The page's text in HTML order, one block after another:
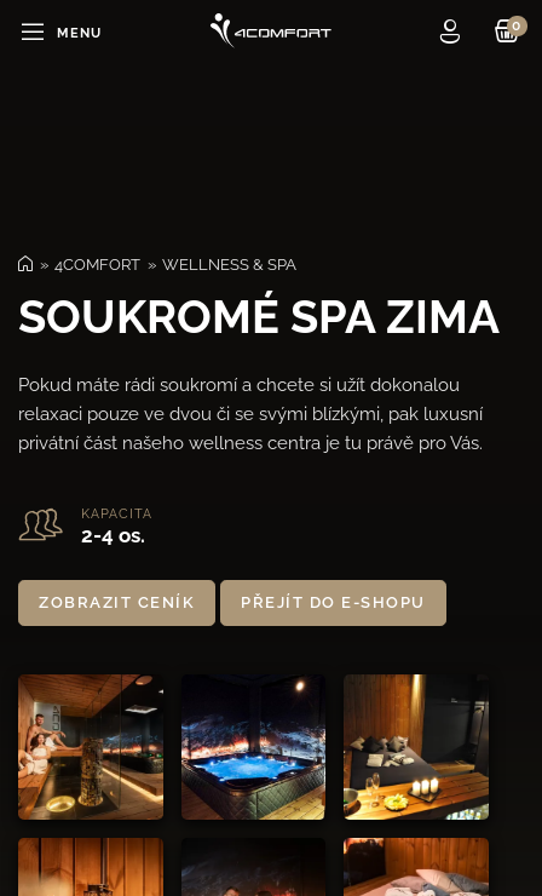
MENU
MASÁŽE
E-SHOP
CENÍK
REZERVACE
KONTAKTY
4COMFORT WELLNESS & SPA
SOUKROMÉ SPA ZIMA
Pokud máte rádi soukromí a chcete si užít dokonalou
relaxaci pouze ve dvou či se svými blízkými, pak luxusní
privátní část našeho wellness centra je tu právě pro Vás.
KAPACITA
2-4 os.
ZOBRAZIT CENÍK PŘEJÍT DO E‑SHOPU